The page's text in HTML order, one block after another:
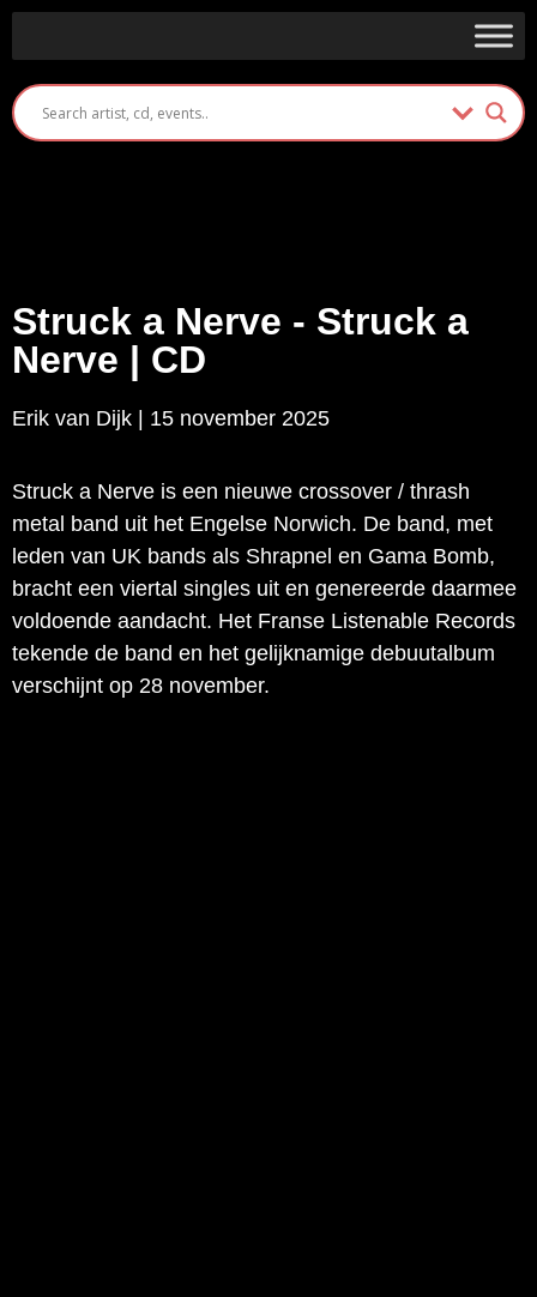
Struck a Nerve - Struck a
Nerve | CD
Erik van Dijk | 15 november 2025
Struck a Nerve is een nieuwe crossover / thrash
metal band uit het Engelse Norwich. De band, met
leden van UK bands als Shrapnel en Gama Bomb,
bracht een viertal singles uit en genereerde daarmee
voldoende aandacht. Het Franse Listenable Records
tekende de band en het gelijknamige debuutalbum
verschijnt op 28 november.